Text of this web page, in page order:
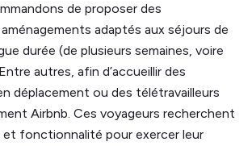
de proposer des
adaptés aux séjours de
durée (de plusieurs semaines, voire
autres, afin d’accueillir des
déplacement ou des télétravailleurs
Airbnb. Ces voyageurs recherchent
fonctionnalité pour exercer leur